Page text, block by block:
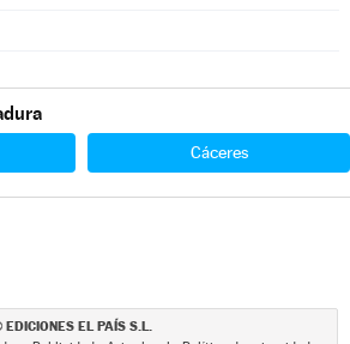
Cáceres
EDICIONES EL PAÍS S.L.